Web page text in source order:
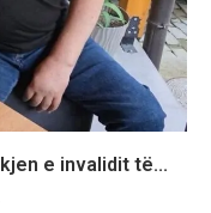
e invalidit të...